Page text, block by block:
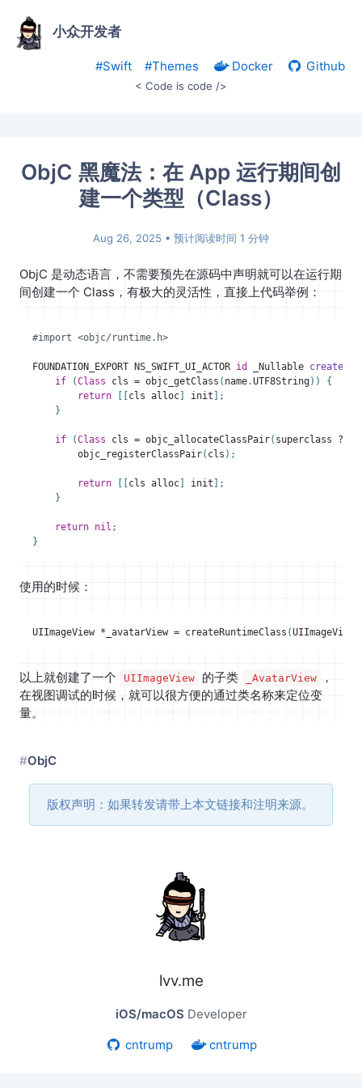
小众开发者
#Swift #Themes Docker Github
< Code is code />
ObjC 黑魔法：在 App 运行期间创
建一个类型（Class）
Aug 26, 2025 • 预计阅读时间 1 分钟
ObjC 是动态语言，不需要预先在源码中声明就可以在运行期
间创建一个 Class，有极大的灵活性，直接上代码举例：
FOUNDATION_EXPORT NS_SWIFT_UI_ACTOR id _Nullable
if
(Class cls = objc_getClass ( name.UTF8String))
{
return
cls alloc init ];
}
if (Class cls = objc_allocateClassPair( superclass ?:
objc_registerClassPair( cls );
return cls alloc init ];
}
return nil ;
}
使用的时候：
UIImageView * _avatarView = createRuntimeClass (UIImageView
以上就创建了一个 UIImageView 的子类 _AvatarView
，
在视图调试的时候，就可以很方便的通过类名称来定位变
量。
ObjC
版权声明：如果转发请带上本文链接和注明来源。
lvv.me
iOS/macOS Developer
cntrump
cntrump